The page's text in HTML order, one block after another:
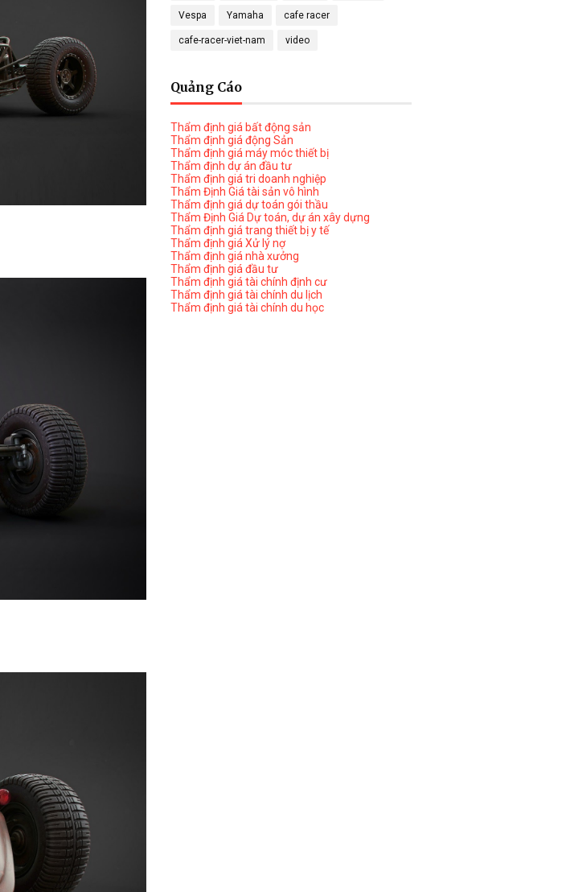
Vespa Yamaha cafe racer
cafe-racer-viet-nam video
Quảng Cáo
Thẩm định giá bất động sản
Thẩm định giá động Sản
Thẩm định giá máy móc thiết bị
Thẩm định dự án đầu tư
Thẩm định giá tri doanh nghiệp
Thẩm Định Giá tài sản vô hình
Thẩm định giá dự toán gói thầu
Thẩm Định Giá Dự toán, dự án xây dựng
Thẩm định giá trang thiết bị y tế
Thẩm định giá Xử lý nợ
Thẩm định giá nhà xưởng
Thẩm định giá đầu tư
Thẩm định giá tài chính định cư
Thẩm định giá tài chính du lịch
Thẩm định giá tài chính du học